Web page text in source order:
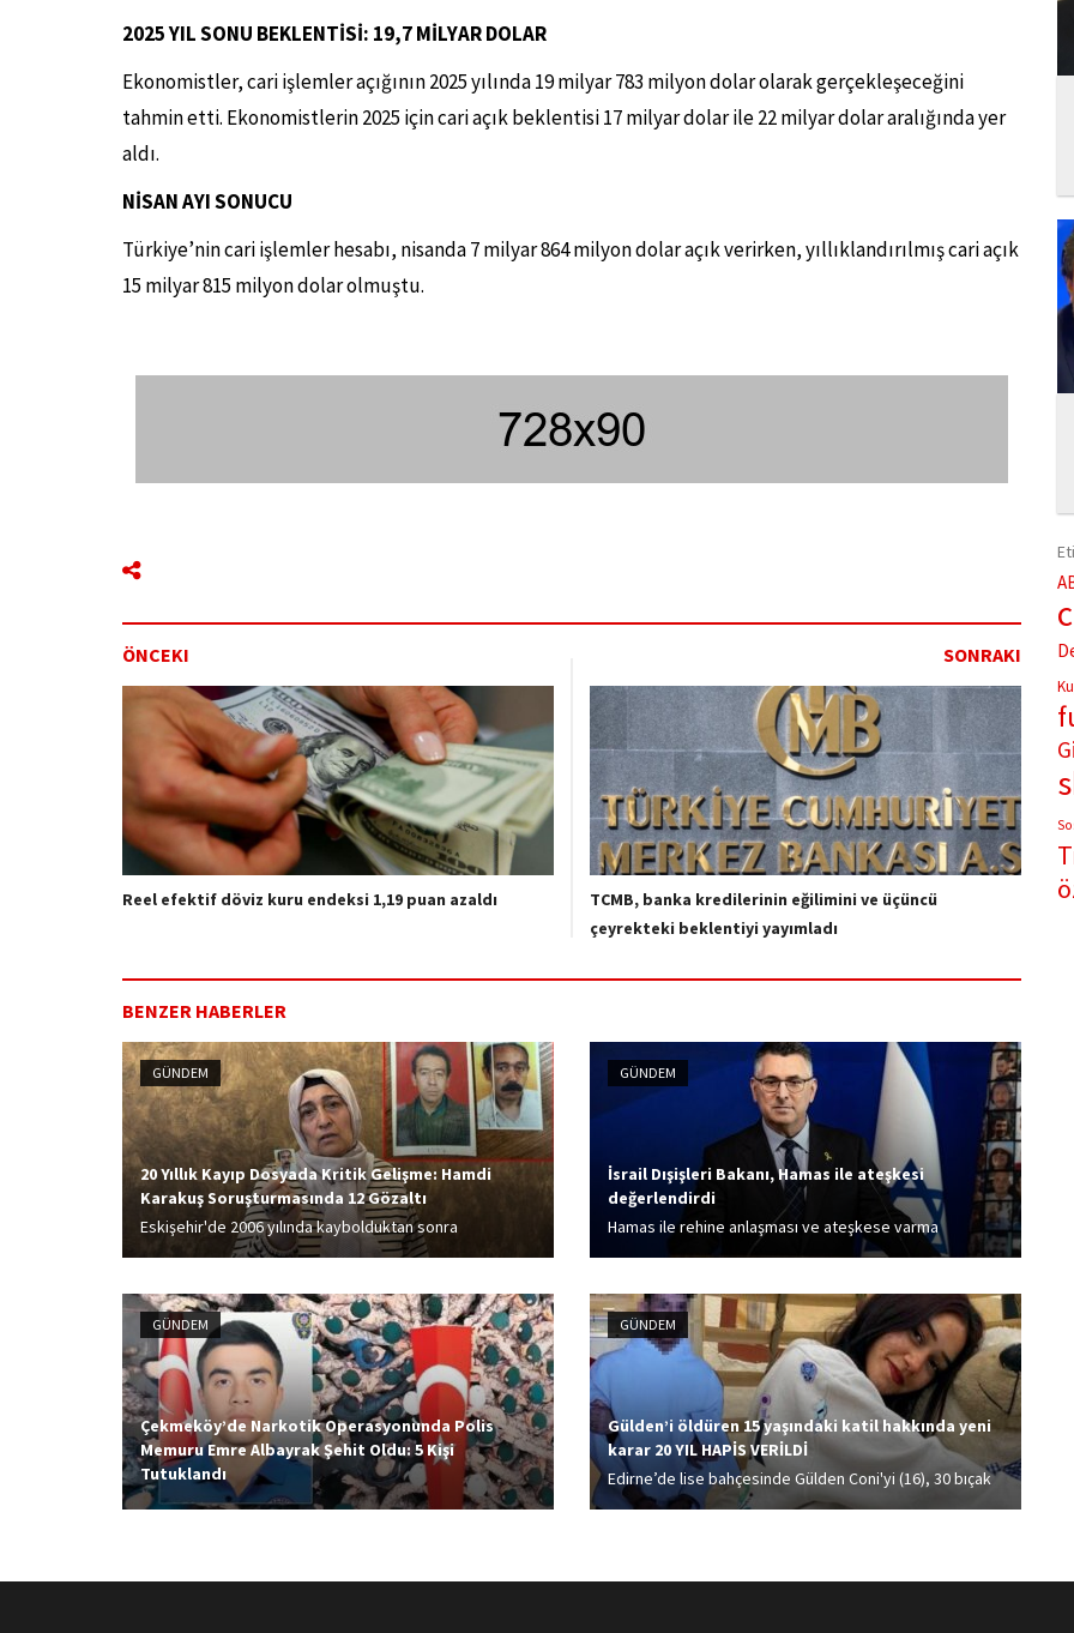
2025 YIL SONU BEKLENTİSİ: 19,7 MİLYAR DOLAR
Ekonomistler, cari işlemler açığının 2025 yılında 19 milyar 783 milyon dolar olarak gerçekleşeceğini
tahmin etti. Ekonomistlerin 2025 için cari açık beklentisi 17 milyar dolar ile 22 milyar dolar aralığında yer
aldı.
NİSAN AYI SONUCU
Türkiye’nin cari işlemler hesabı, nisanda 7 milyar 864 milyon dolar açık verirken, yıllıklandırılmış cari açık
15 milyar 815 milyon dolar olmuştu.
ÖNCEKI SONRAKI
Reel efektif döviz kuru endeksi 1,19 puan azaldı
TCMB, banka kredilerinin eğilimini ve üçüncü
çeyrekteki beklentiyi yayımladı
BENZER HABERLER
GÜNDEM
20 Yıllık Kayıp Dosyada Kritik Gelişme: Hamdi
Karakuş Soruşturmasında 12 Gözaltı
Eskişehir'de 2006 yılında kaybolduktan sonra
kendisinden haber alınamayan Hamdi Karakuş’un (62)
dedektiflerince yeniden başlatılan soruşturmada 12
şüpheli gözaltına alındı. Karakuş'un ablası Semra
Dönmez (59),...
GÜNDEM
İsrail Dışişleri Bakanı, Hamas ile ateşkesi
değerlendirdi
Hamas ile rehine anlaşması ve ateşkese varma
konusunda ciddi olduklarının altını çizen İsrail Dışişleri
daha fazla bir şey söylemek istemiyorum." ifadesinde...
GÜNDEM
Çekmeköy’de Narkotik Operasyonunda Polis
Memuru Emre Albayrak Şehit Oldu: 5 Kişi
Tutuklandı
Çekmeköy'de uyuşturucu operasyonuna katılan özel
A'nın ailesinden olduğu öğrenilen 5 şüpheli tutuklandı.
GÜNDEM
Gülden’i öldüren 15 yaşındaki katil hakkında yeni
karar 20 YIL HAPİS VERİLDİ
Edirne’de lise bahçesinde Gülden Coni'yi (16), 30 bıçak
darbesiyle öldüren E.A. (15) hakkında, ‘Çocuğa ve